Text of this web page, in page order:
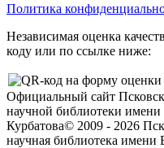
Политика
Независимая оценка
коду или по ссылке ниже:
Официальный сайт
научной библиотеки
Курбатова© 2009 - 2026
научная библиотека имени